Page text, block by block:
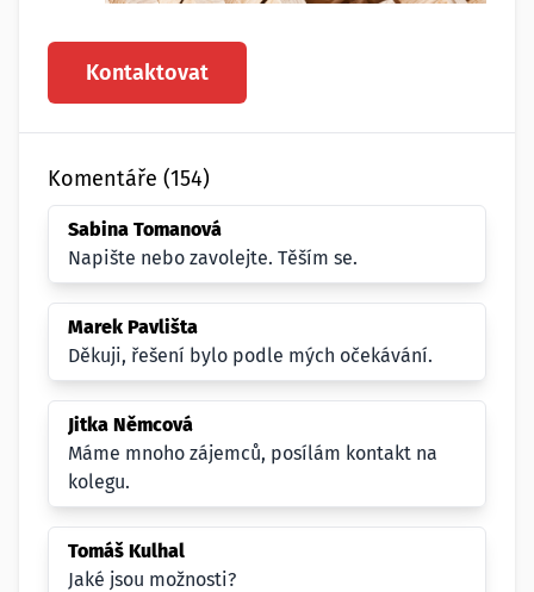
Kontaktovat
Komentáře (154)
Sabina Tomanová
Napište nebo zavolejte. Těším se.
Marek Pavlišta
Děkuji, řešení bylo podle mých očekávání.
Jitka Němcová
Máme mnoho zájemců, posílám kontakt na
kolegu.
Tomáš Kulhal
Jaké jsou možnosti?